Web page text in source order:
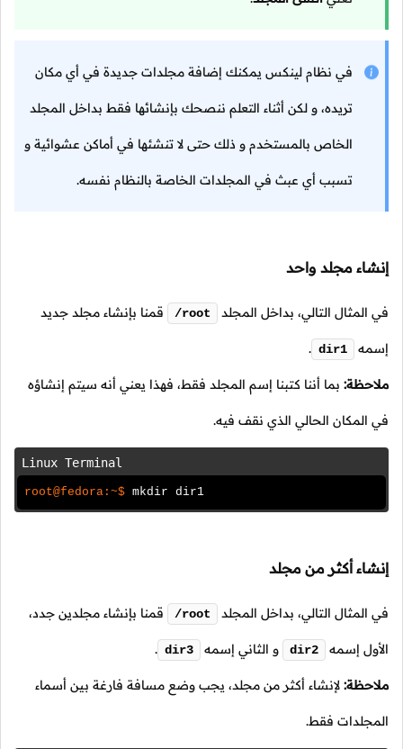
في نظام لينكس يمكنك إضافة مجلدات جديدة في أي مكان
تريده، و لكن أثناء التعلم ننصحك بإنشائها فقط بداخل المجلد
الخاص بالمستخدم و ذلك حتى لا تنشئها في أماكن عشوائية و
تسبب أي عبث في المجلدات الخاصة بالنظام نفسه.
إنشاء مجلد واحد
في المثال التالي، بداخل المجلد /root قمنا بإنشاء مجلد جديد
إسمه dir1
.
ملاحظة: بما أننا كتبنا إسم المجلد فقط، فهذا يعني أنه سيتم إنشاؤه
في المكان الحالي الذي نقف فيه.
Linux Terminal
root@fedora:~$ mkdir dir1
إنشاء أكثر من مجلد
في المثال التالي، بداخل المجلد /root قمنا بإنشاء مجلدين جدد،
الأول إسمه dir2 و الثاني إسمه dir3
.
ملاحظة: لإنشاء أكثر من مجلد، يجب وضع مسافة فارغة بين أسماء
المجلدات فقط.